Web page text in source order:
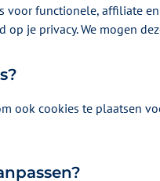
voor functionele, affiliate
je privacy. We mogen
ook cookies te plaatsen